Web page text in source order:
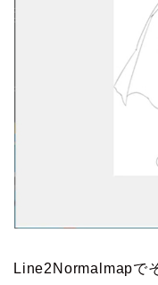
Line2Normalmapで